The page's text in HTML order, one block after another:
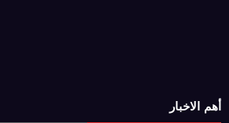
أهم الاخبار